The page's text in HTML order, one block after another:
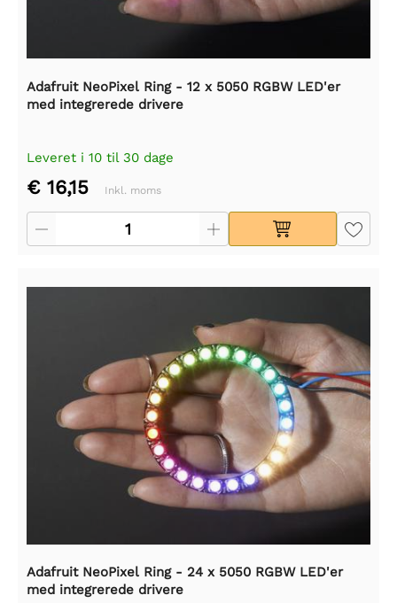
Adafruit NeoPixel Ring - 12 x 5050 RGBW LED'er
med integrerede drivere
Leveret i 10 til 30 dage
€ 16,15 Inkl. moms
Adafruit NeoPixel Ring - 24 x 5050 RGBW LED'er
med integrerede drivere